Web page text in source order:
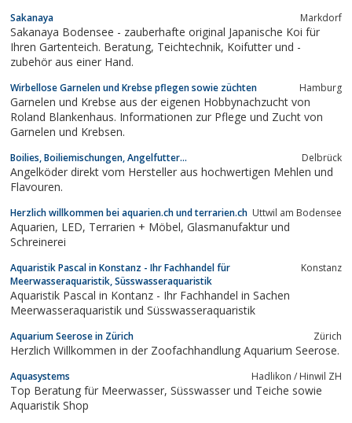
Sakanaya Markdorf
Sakanaya Bodensee - zauberhafte original Japanische Koi für
Ihren Gartenteich. Beratung, Teichtechnik, Koifutter und -
zubehör aus einer Hand.
Wirbellose Garnelen und Krebse pflegen sowie züchten Hamburg
Garnelen und Krebse aus der eigenen Hobbynachzucht von
Roland Blankenhaus. Informationen zur Pflege und Zucht von
Garnelen und Krebsen.
Boilies, Boiliemischungen, Angelfutter... Delbrück
Angelköder direkt vom Hersteller aus hochwertigen Mehlen und
Flavouren.
Herzlich willkommen bei aquarien.ch und terrarien.ch Uttwil am Bodensee
Aquarien, LED, Terrarien + Möbel, Glasmanufaktur und
Schreinerei
Aquaristik Pascal in Konstanz - Ihr Fachhandel für
Meerwasseraquaristik, Süsswasseraquaristik
Konstanz
Aquaristik Pascal in Kontanz - Ihr Fachhandel in Sachen
Meerwasseraquaristik und Süsswasseraquaristik
Aquarium Seerose in Zürich Zürich
Herzlich Willkommen in der Zoofachhandlung Aquarium Seerose.
Aquasystems Hadlikon / Hinwil ZH
Top Beratung für Meerwasser, Süsswasser und Teiche sowie
Aquaristik Shop